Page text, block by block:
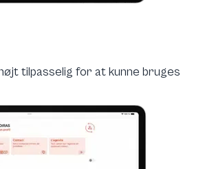
tilpasselig for at kunne bruges